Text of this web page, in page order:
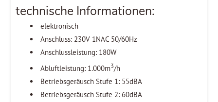
technische Informationen:
elektronisch
Anschluss: 230V 1NAC 50/60Hz
Anschlussleistung: 180W
Abluftleistung: 1.000m3/h
Betriebsgeräusch Stufe 1: 55dBA
Betriebsgeräusch Stufe 2: 60dBA